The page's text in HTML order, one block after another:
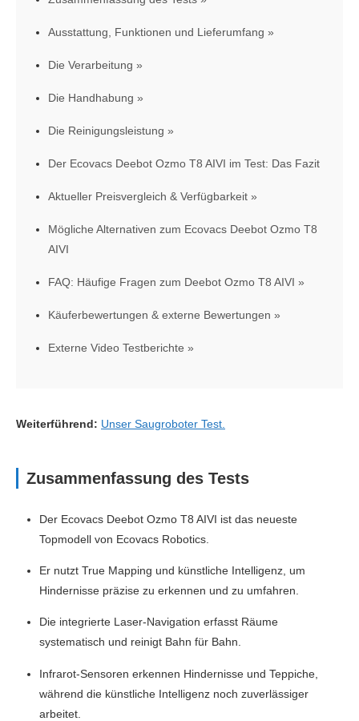
Ausstattung, Funktionen und Lieferumfang
Die Verarbeitung
Die Handhabung
Die Reinigungsleistung
Der Ecovacs Deebot Ozmo T8 AIVI im Test: Das Fazit
Aktueller Preisvergleich & Verfügbarkeit
Mögliche Alternativen zum Ecovacs Deebot Ozmo T8
AIVI
FAQ: Häufige Fragen zum Deebot Ozmo T8 AIVI
Käuferbewertungen & externe Bewertungen
Externe Video Testberichte
Weiterführend: Unser Saugroboter Test.
Zusammenfassung des Tests
Der Ecovacs Deebot Ozmo T8 AIVI ist das neueste
Topmodell von Ecovacs Robotics.
Er nutzt True Mapping und künstliche Intelligenz, um
Hindernisse präzise zu erkennen und zu umfahren.
Die integrierte Laser-Navigation erfasst Räume
systematisch und reinigt Bahn für Bahn.
Infrarot-Sensoren erkennen Hindernisse und Teppiche,
während die künstliche Intelligenz noch zuverlässiger
arbeitet.